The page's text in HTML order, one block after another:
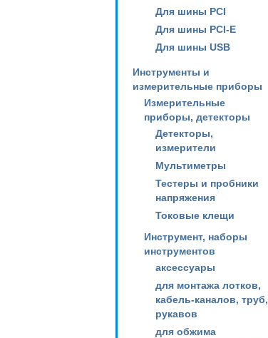
Для шины PCI
Для шины PCI-E
Для шины USB
Инструменты и
измерительные приборы
Измерительные
приборы, детекторы
Детекторы,
измерители
Мультиметры
Тестеры и пробники
напряжения
Токовые клещи
Инструмент, наборы
инструментов
аксессуары
для монтажа лотков,
кабель-каналов, труб,
рукавов
для обжима